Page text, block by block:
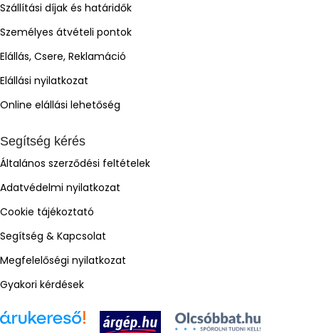
Szállítási díjak és határidők
Személyes átvételi pontok
Elállás, Csere, Reklamáció
Elállási nyilatkozat
Online elállási lehetőség
Segítség kérés
Általános szerződési feltételek
Adatvédelmi nyilatkozat
Cookie tájékoztató
Segítség & Kapcsolat
Megfelelőségi nyilatkozat
Gyakori kérdések